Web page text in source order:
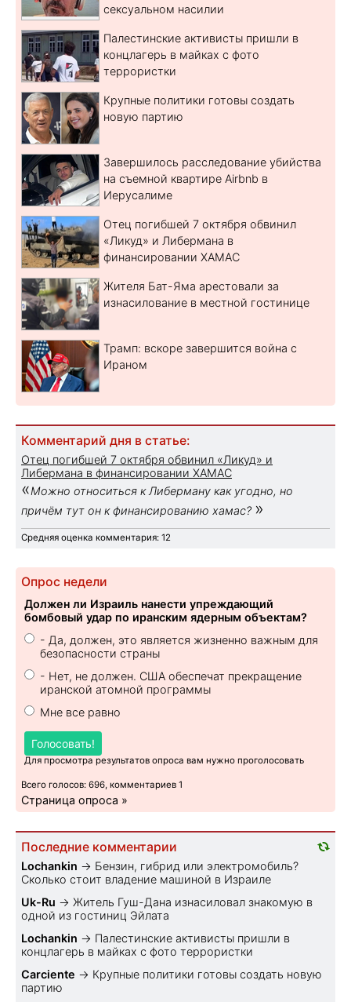
сексуальном насилии
Палестинские активисты пришли в
концлагерь в майках с фото
террористки
Крупные политики готовы создать
новую партию
Завершилось расследование убийства
на съемной квартире Airbnb в
Иерусалиме
Отец погибшей 7 октября обвинил
«Ликуд» и Либермана в
финансировании ХАМАС
Жителя Бат-Яма арестовали за
изнасилование в местной гостинице
Трамп: вскоре завершится война с
Ираном
Комментарий дня в статье:
Отец погибшей 7 октября обвинил «Ликуд» и
Либермана в финансировании ХАМАС
«Можно относиться к Либерману как угодно, но
причём тут он к финансированию хамас? »
Средняя оценка комментария: 12
Опрос недели
Должен ли Израиль нанести упреждающий
бомбовый удар по иранским ядерным объектам?
- Да, должен, это является жизненно важным для
безопасности страны
- Нет, не должен. США обеспечат прекращение
иранской атомной программы
Мне все равно
Голосовать!
Для просмотра результатов опроса вам нужно проголосовать
Всего голосов: 696, комментариев 1
Страница опроса »
Последние комментарии
Lochankin → Бензин, гибрид или электромобиль?
Cколько стоит владение машиной в Израиле
Uk-Ru → Житель Гуш-Дана изнасиловал знакомую в
одной из гостиниц Эйлата
Lochankin → Палестинские активисты пришли в
концлагерь в майках с фото террористки
Carciente → Крупные политики готовы создать новую
партию